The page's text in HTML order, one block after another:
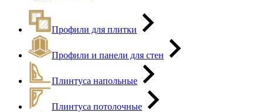
Профили для плитки
Профили и панели для стен
Плинтуса напольные
Плинтуса потолочные